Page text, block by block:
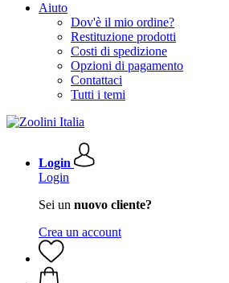
Aiuto
Dov'è il mio ordine?
Restituzione prodotti
Costi di spedizione
Opzioni di pagamento
Contattaci
Tutti i temi
Login
Login
Sei un nuovo cliente?
Crea un account